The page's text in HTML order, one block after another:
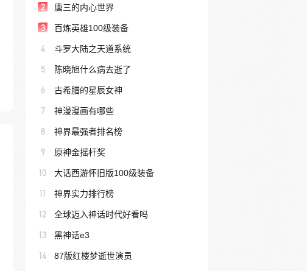
2 唐三的内心世界
3 百炼英雄100级装备
4 斗罗大陆之天道系统
5 陈晓旭什么病去逝了
6 古希腊的星辰女神
7 神漫漫画有哪些
8 神界最强者排名榜
9 原神金摇杆奖
10 大话西游怀旧版100级装备
11 神界实力排行榜
12 全球迈入神话时代好看吗
13 黑神话e3
14 87版红楼梦逝世演员